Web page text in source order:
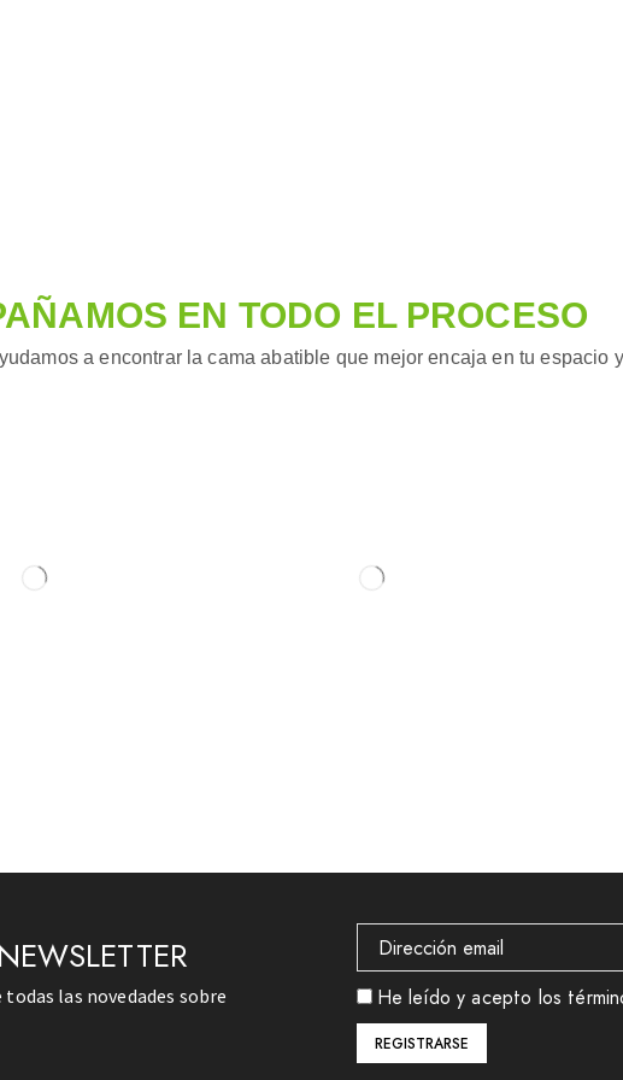
EN TODO EL PROCESO
a encontrar la cama abatible que mejor encaja en tu espacio
las novedades sobre
He leído y acepto los